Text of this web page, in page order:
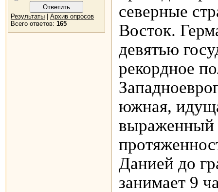
Результаты
Архив опросов
Всего ответов: 165
северные
Восток.
девятью
рекордное
южная,
выраженный
Данией до
занимает 9